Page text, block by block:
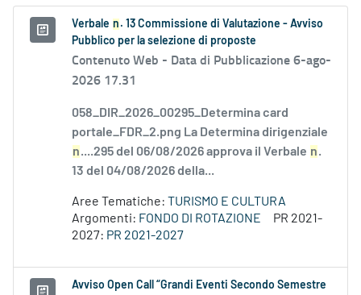
Verbale n . 13 Commissione di Valutazione - Avviso
Pubblico per la selezione di proposte
Contenuto Web - Data di Pubblicazione 6-ago-
2026 17.31
058_DIR_2026_00295_Determina card
portale_FDR_2.png La Determina dirigenziale
n....295 del 06/08/2026 approva il Verbale n.
13 del 04/08/2026 della...
Aree Tematiche: TURISMO E CULTURA
Argomenti: FONDO DI ROTAZIONE
PR 2021-
2027: PR 2021-2027
Avviso Open Call “Grandi Eventi Secondo Semestre